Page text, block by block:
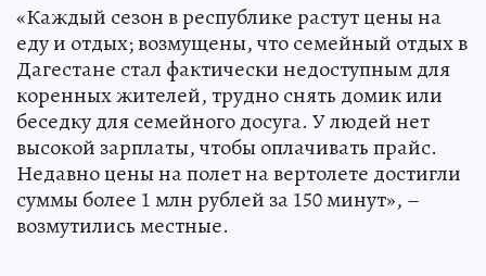
«Каждый сезон в республике растут цены на
еду и отдых; возмущены, что семейный отдых в
Дагестане стал фактически недоступным для
коренных жителей, трудно снять домик или
беседку для семейного досуга. У людей нет
высокой зарплаты, чтобы оплачивать прайс.
Недавно цены на полет на вертолете достигли
суммы более 1 млн рублей за 150 минут», –
возмутились местные.